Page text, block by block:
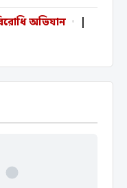
অভিযান •